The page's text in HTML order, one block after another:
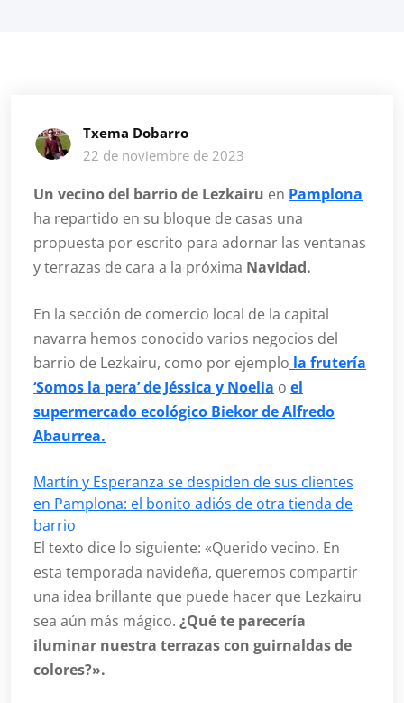
Txema Dobarro
22 de noviembre de 2023
Un vecino del barrio de Lezkairu en Pamplona
ha repartido en su bloque de casas una
propuesta por escrito para adornar las ventanas
y terrazas de cara a la próxima Navidad.
En la sección de comercio local de la capital
navarra hemos conocido varios negocios del
barrio de Lezkairu, como por ejemplo la frutería
‘Somos la pera’ de Jéssica y Noelia o el
supermercado ecológico Biekor de Alfredo
Abaurrea.
Martín y Esperanza se despiden de sus clientes
en Pamplona: el bonito adiós de otra tienda de
barrio
El texto dice lo siguiente: «Querido vecino. En
esta temporada navideña, queremos compartir
una idea brillante que puede hacer que Lezkairu
sea aún más mágico. ¿Qué te parecería
iluminar nuestra terrazas con guirnaldas de
colores?».